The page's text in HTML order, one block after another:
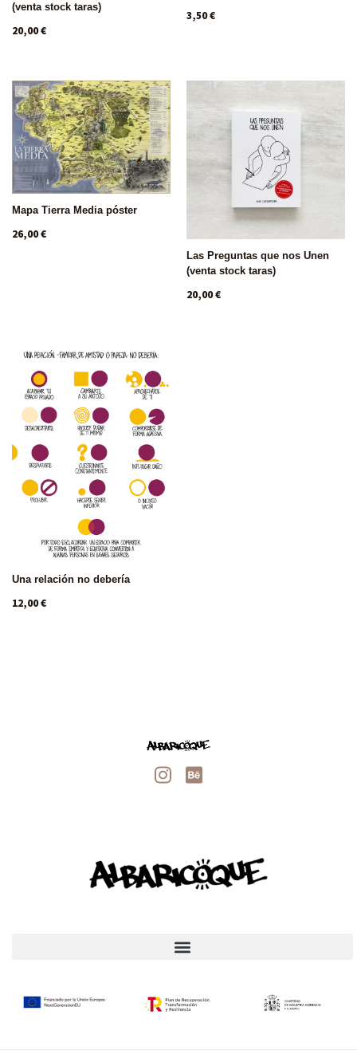
(venta stock taras)
20,00€
3,50€
Mapa Tierra Media póster
26,00€
Las Preguntas que nos Unen
(venta stock taras)
20,00€
Una relación no debería
12,00€